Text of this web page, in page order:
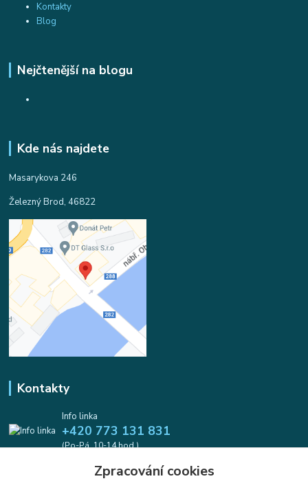
Kontakty
Blog
Nejčtenější na blogu
Kde nás najdete
Masarykova 246
Železný Brod, 46822
Kontakty
Info linka
+420 773 131 831
(Po-Pá, 10-14 hod.)
info@koralkomat.czZpracování cookies